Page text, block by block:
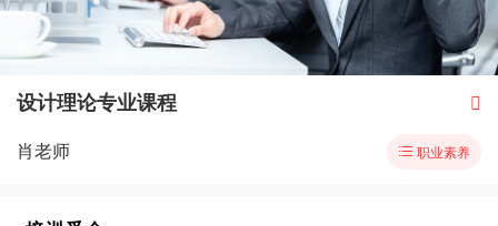
设计理论专业课程 
肖老师  职业素养